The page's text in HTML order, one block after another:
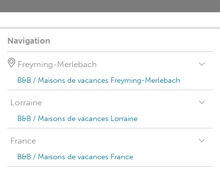
Navigation
Freyming-Merlebach
B&B / Maisons de vacances Freyming-Merlebach
Lorraine
B&B / Maisons de vacances Lorraine
France
B&B / Maisons de vacances France